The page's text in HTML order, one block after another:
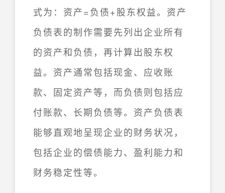
式为：资产=负债+股东权益。资产
负债表的制作需要先列出企业所有
的资产和负债，再计算出股东权
益。资产通常包括现金、应收账
款、固定资产等，而负债则包括应
付账款、长期负债等。资产负债表
能够直观地呈现企业的财务状况，
包括企业的偿债能力、盈利能力和
财务稳定性等。